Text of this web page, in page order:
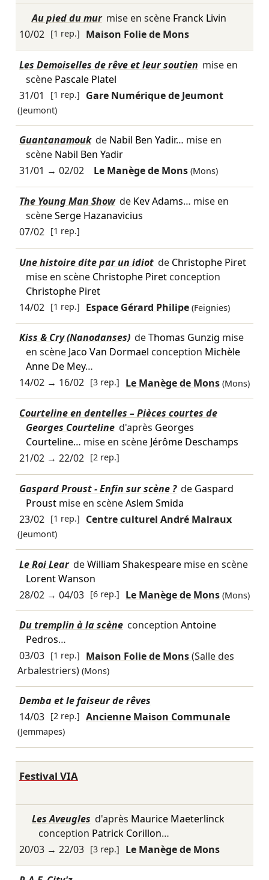
Au pied du mur mise en scène Franck Livin
10/02 [1 rep.] Maison Folie de Mons
Les Demoiselles de rêve et leur soutien mise en
scène Pascale Platel
31/01
[1 rep.] Gare Numérique de Jeumont
(Jeumont)
Guantanamouk de Nabil Ben Yadir… mise en
scène Nabil Ben Yadir
31/01 → 02/02 Le Manège de Mons (Mons)
The Young Man Show de Kev Adams… mise en
scèneSerge Hazanavicius
07/02 [1 rep.]
Une histoire dite par un idiot de Christophe Piret
mise en scène Christophe Piretconception
Christophe Piret
14/02 [1 rep.] Espace Gérard Philipe (Feignies)
Kiss & Cry (Nanodanses) deThomas Gunzig mise
en scène Jaco Van Dormael conception Michèle
Anne De Mey…
14/02→ 16/02 [3 rep.] Le Manège de Mons (Mons)
Courteline en dentelles – Pièces courtes de
Georges Courteline d'après Georges
Courteline… mise en scène Jérôme Deschamps
21/02→ 22/02 [2 rep.]
Gaspard Proust - Enfin sur scène ? de Gaspard
Proustmise en scèneAslem Smida
23/02 [1 rep.] Centre culturel André Malraux
(Jeumont)
Le Roi Lear deWilliam Shakespearemise en scène
Lorent Wanson
28/02→ 04/03 [6 rep.] Le Manège de Mons (Mons)
Du tremplin à la scène conception Antoine
Pedros…
03/03 [1 rep.] Maison Folie de Mons(Salle des
Arbalestriers) (Mons)
Demba et le faiseur de rêves
14/03 [2 rep.] Ancienne Maison Communale
(Jemmapes)
Festival VIA
Les Aveugles d'après Maurice Maeterlinck
conception Patrick Corillon…
20/03→ 22/03 [3 rep.] Le Manège de Mons